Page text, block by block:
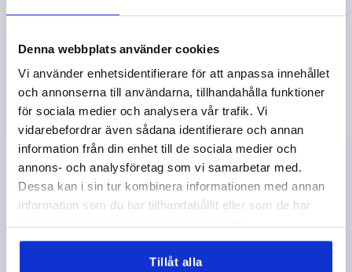
Denna webbplats använder cookies
Vi använder enhetsidentifierare för att anpassa innehållet
och annonserna till användarna, tillhandahålla funktioner
för sociala medier och analysera vår trafik. Vi
vidarebefordrar även sådana identifierare och annan
information från din enhet till de sociala medier och
annons- och analysföretag som vi samarbetar med.
Dessa kan i sin tur kombinera informationen med annan
information som du har tillhandahållit eller som de har
Tillåt alla
CYLINDERHANDTAG SVÄNGBAR ST.1, FORM:A MED
YTTERGÄNGA M04X6, L1=40, TERMOPLAST,
KOMP:ROSTFRITT STÅL
GÄNGTYP=YTTERGÄNGA
L2=5